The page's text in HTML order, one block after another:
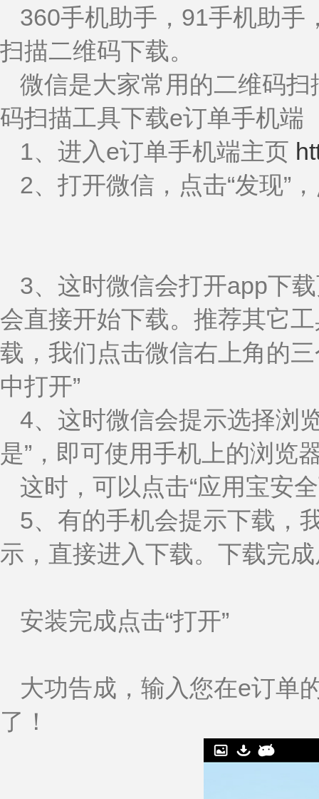
360手机助手，91手机助手
扫描二维码下载。
微信是大家常用的二维码
码扫描工具下载e订单手机端
1、进入e订单手机端主页
2、打开微信，点击“发现”
3、这时微信会打开app下
会直接开始下载。推荐其它
载，我们点击微信右上角的
中打开”
4、这时微信会提示选择浏
是”，即可使用手机上的浏览
这时，可以点击“应用宝安
5、有的手机会提示下载，
示，直接进入下载。下载完
安装完成点击“打开”
大功告成，输入您在e订单
了！